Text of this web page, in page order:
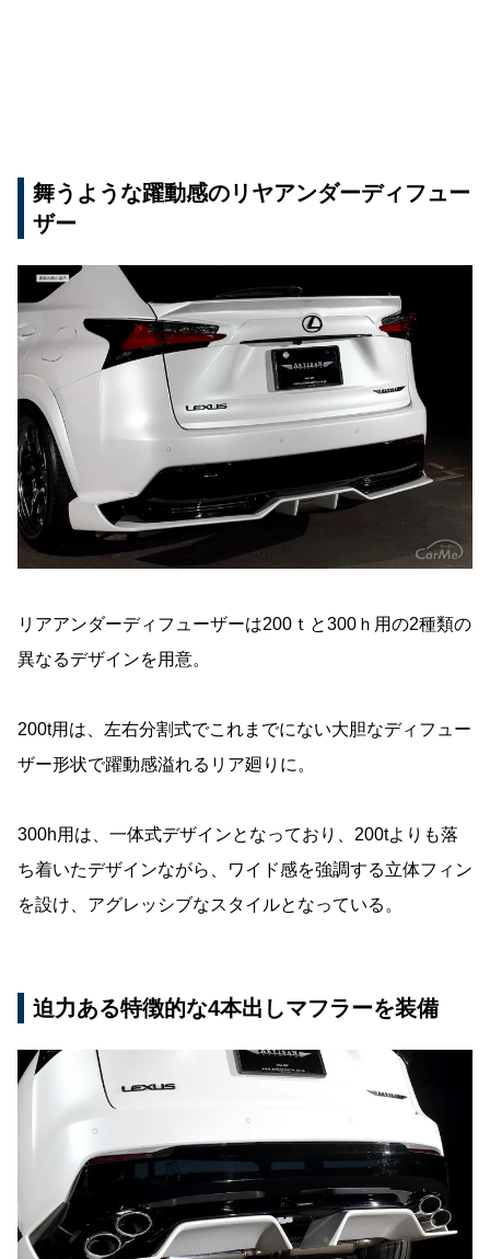
舞うような躍動感のリヤアンダーディフュー
ザー
リアアンダーディフューザーは200ｔと300ｈ用の2種類の
異なるデザインを用意。
200t用は、左右分割式でこれまでにない大胆なディフュー
ザー形状で躍動感溢れるリア廻りに。
300h用は、一体式デザインとなっており、200tよりも落
ち着いたデザインながら、ワイド感を強調する立体フィン
を設け、アグレッシブなスタイルとなっている。
迫力ある特徴的な4本出しマフラーを装備